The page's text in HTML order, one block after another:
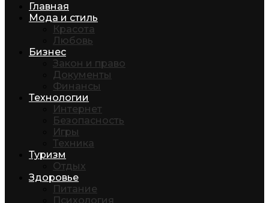
Главная
Мода и стиль
Красота
Любовь
Бизнес
Закон и право
Документы
Финансы
Технологии
Интернет
Безопасность
Игры
Техника
Туризм
Отдых
Здоровье
Питание
Психология